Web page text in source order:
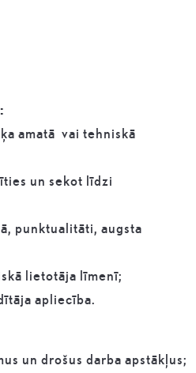
amatā vai tehniskā
un sekot līdzi
punktualitāti, augsta
lietotāja līmenī;
apliecība.
un drošus darba apstākļus;